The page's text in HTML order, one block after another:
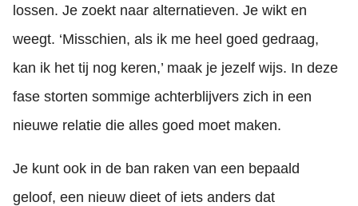
lossen. Je zoekt naar alternatieven. Je wikt en
weegt. ‘Misschien, als ik me heel goed gedraag,
kan ik het tij nog keren,’ maak je jezelf wijs. In deze
fase storten sommige achterblijvers zich in een
nieuwe relatie die alles goed moet maken.
Je kunt ook in de ban raken van een bepaald
geloof, een nieuw dieet of iets anders dat